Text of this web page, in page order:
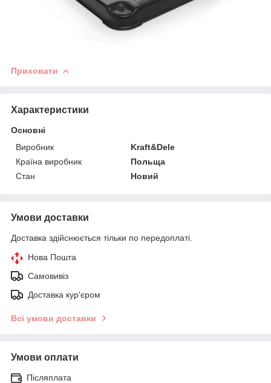
Приховати
Характеристики
Основні
Виробник
Kraft&Dele
Країна виробник
Польща
Стан
Новий
Умови доставки
Доставка здійснюється тільки по передоплаті.
Нова Пошта
Самовивіз
Доставка кур'єром
Всі умови доставки
Умови оплати
Післяплата